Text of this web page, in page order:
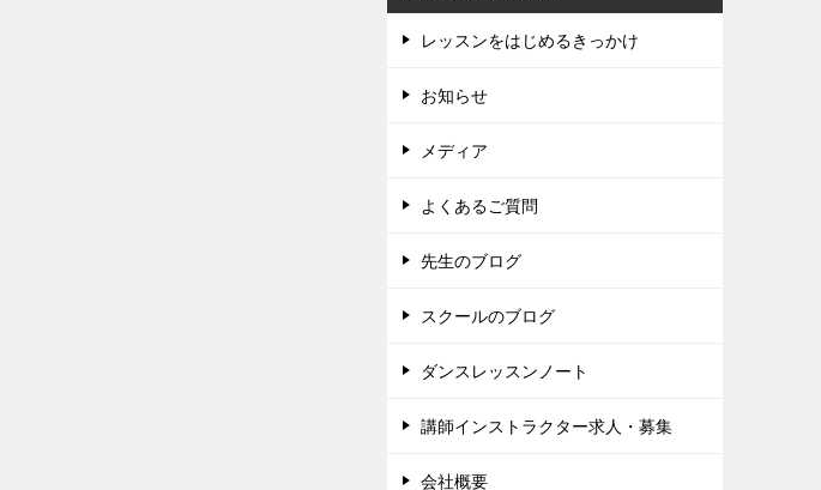
レッスンをはじめるきっかけ
お知らせ
メディア
よくあるご質問
先生のブログ
スクールのブログ
ダンスレッスンノート
講師インストラクター求人・募集
会社概要